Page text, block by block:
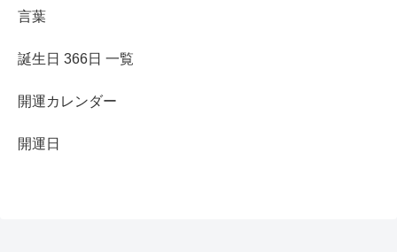
言葉
誕生日 366日 一覧
開運カレンダー
開運日